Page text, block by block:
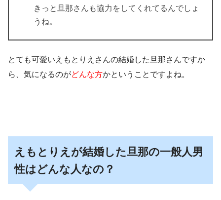
きっと旦那さんも協力をしてくれてるんでしょ
うね。
とても可愛いえもとりえさんの結婚した旦那さんですか
ら、気になるのがどんな方かということですよね。
えもとりえが結婚した旦那の一般人男
性はどんな人なの？